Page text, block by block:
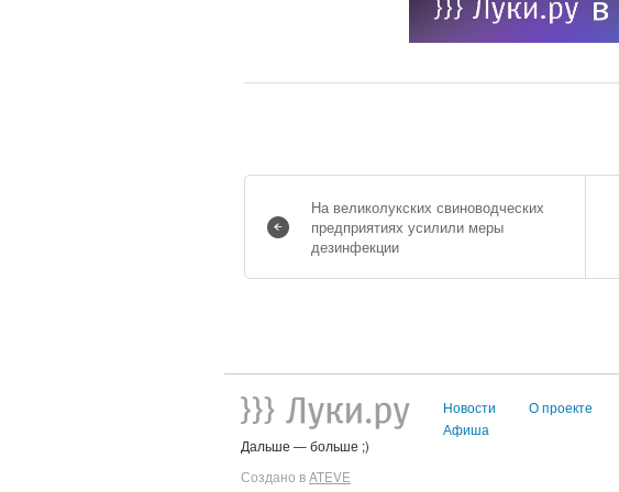
На великолукских свиноводческих
предприятиях усилили меры
дезинфекции
Дальше — больше ;)
Создано вATEVE
Новости
Афиша
О проекте